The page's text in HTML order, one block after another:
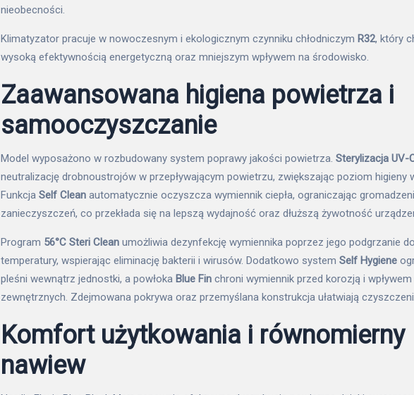
nieobecności.
Klimatyzator pracuje w nowoczesnym i ekologicznym czynniku chłodniczym R32, który
wysoką efektywnością energetyczną oraz mniejszym wpływem na środowisko.
Zaawansowana higiena powietrza i
samooczyszczanie
Model wyposażono w rozbudowany system poprawy jakości powietrza. Sterylizacja UV-
neutralizację drobnoustrojów w przepływającym powietrzu, zwiększając poziom higieny
Funkcja Self Clean automatycznie oczyszcza wymiennik ciepła, ograniczając
zanieczyszczeń, co przekłada się na lepszą wydajność oraz dłuższą żywotność
Program 56°C Steri Clean umożliwia dezynfekcję wymiennika poprzez jego podgrzanie
temperatury, wspierając eliminację bakterii i wirusów. Dodatkowo system Self Hygiene
pleśni wewnątrz jednostki, a powłoka Blue Fin chroni wymiennik przed korozją i
zewnętrznych. Zdejmowana pokrywa oraz przemyślana konstrukcja ułatwiają
Komfort użytkowania i równomierny
nawiew